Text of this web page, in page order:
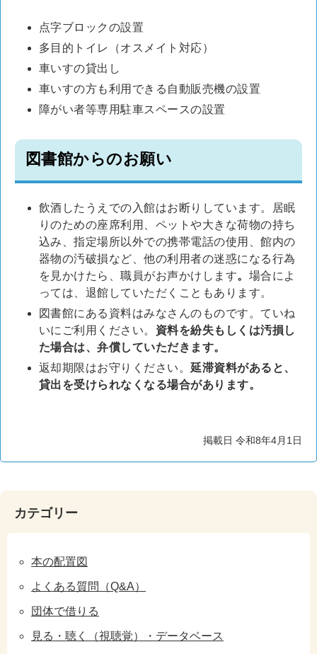
点字ブロックの設置
多目的トイレ（オスメイト対応）
車いすの貸出し
車いすの方も利用できる自動販売機の設置
障がい者等専用駐車スペースの設置
図書館からのお願い
飲酒したうえでの入館はお断りしています。居眠
りのための座席利用、ペットや大きな荷物の持ち
込み、指定場所以外での携帯電話の使用、館内の
器物の汚破損など、他の利用者の迷惑になる行為
を見かけたら、職員がお声かけします。 場合によ
っては、退館していただくこともあります。
図書館にある資料はみなさんのものです。ていね
いにご利用ください。 資料を紛失もしくは汚損し
た場合は、弁償していただきます。
返却期限はお守りください。延滞資料があると、
貸出を受けられなくなる場合があります。
掲載日 令和8年4月1日
カテゴリー
本の配置図
よくある質問（Q&A）
団体で借りる
見る・聴く（視聴覚）・データベース